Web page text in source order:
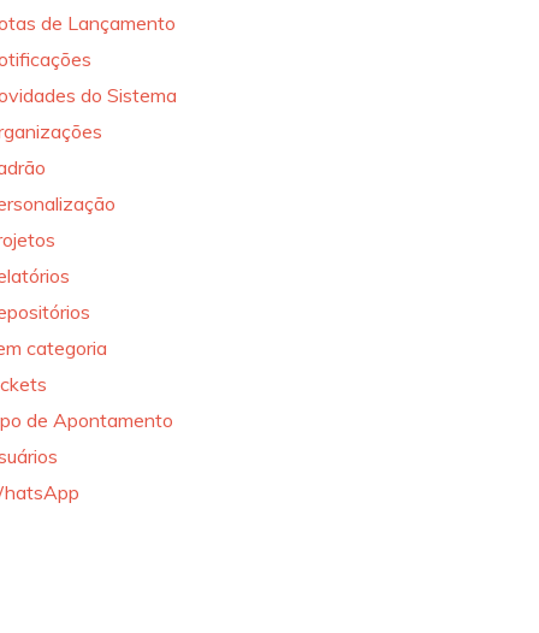
de Lançamento
do Sistema
categoria
de Apontamento